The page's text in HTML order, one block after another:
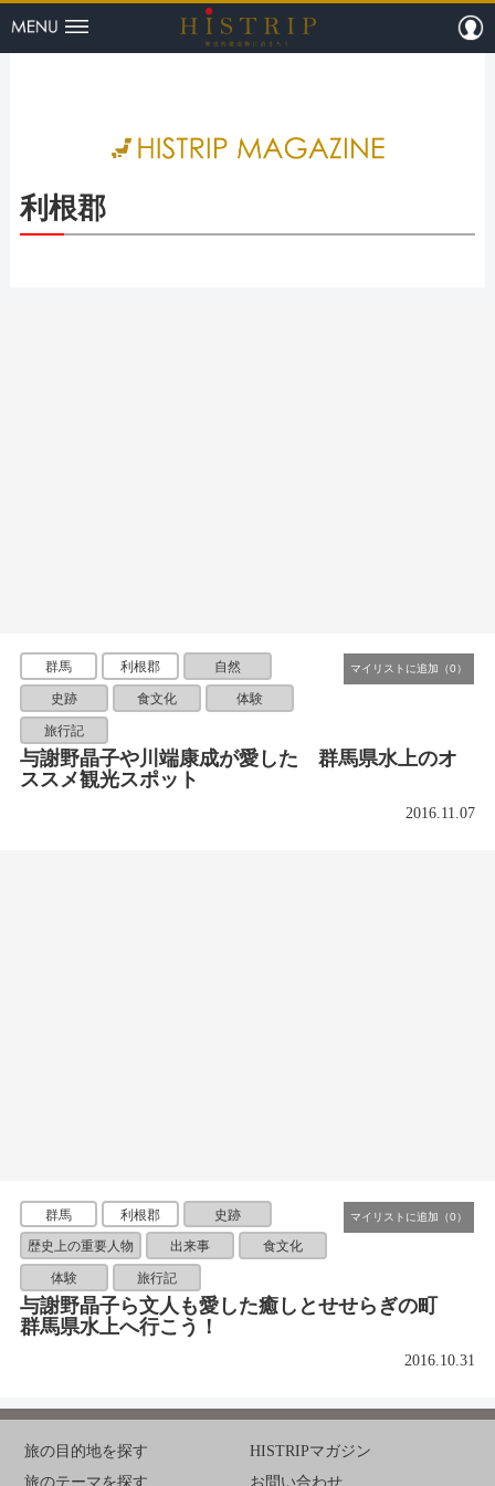
HISTRIP（
利根郡
群馬 利根郡 自然
史跡 食文化 体験
旅行記
与謝野晶子や川端康成が愛した 群馬県水上のオ
ススメ観光スポット
2016.11.07
群馬 利根郡 史跡
歴史上の重要人物 出来事 食文化
体験 旅行記
与謝野晶子ら文人も愛した癒しとせせらぎの町
群馬県水上へ行こう！
2016.10.31
旅の目的地を探す
旅のテーマを探す
HISTRIPマガジン
お問い合わせ